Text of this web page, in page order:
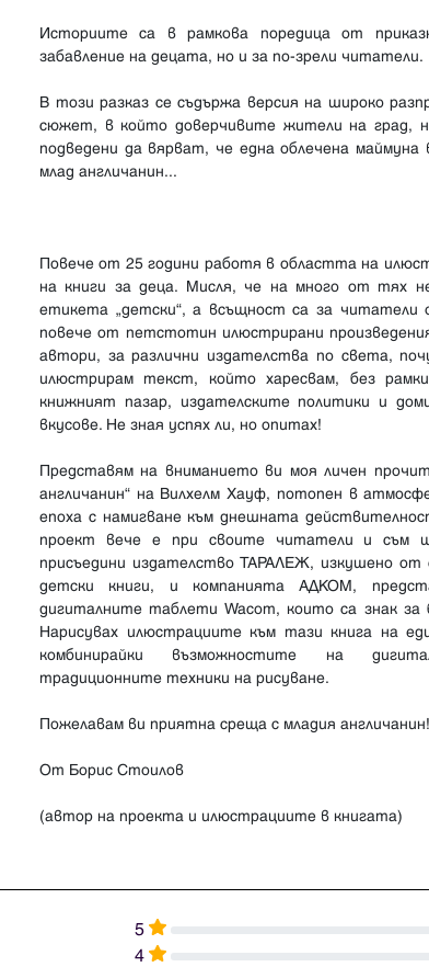
Историите са в рамкова поредица от
забавление на децата, но и за по-зрели читатели.
В този разказ се съдържа версия на широко
сюжет, в който доверчивите жители на град,
подведени да вярват, че една облечена
млад англичанин...
Повече от 25 години работя в областта на
на книги за деца. Мисля, че на много от тях
етикета „детски“, а всъщност са за читатели
повече от петстотин илюстрирани
автори, за различни издателства по света,
илюстрирам текст, който харесвам, без
книжният пазар, издателските политики и
вкусове. Не зная успях ли, но опитах!
Представям на вниманието ви моя личен
англичанин“ на Вилхелм Хауф, потопен в
епоха с намигване към днешната
проект вече е при своите читатели и съм
присъедини издателство ТАРАЛЕЖ, изкушено от
детски книги, и компанията АДКОМ,
дигиталните таблети Wacom, които са знак за
Нарисувах илюстрациите към тази книга на
комбинирайки възможностите на
традиционните техники на рисуване.
Пожелавам ви приятна среща с младия англичанин!
От Борис Стоилов
5
4